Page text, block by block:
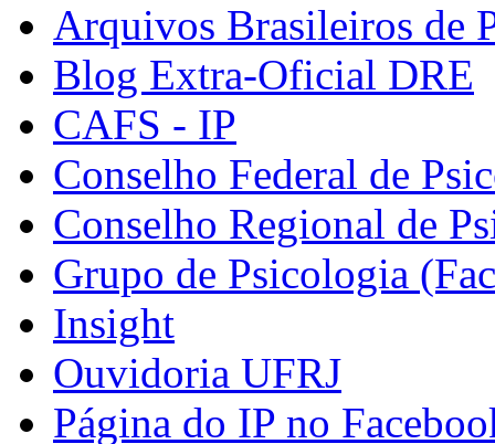
Arquivos Brasileiros de
Blog Extra-Oficial DRE
CAFS - IP
Conselho Federal de
Conselho Regional de
Grupo de Psicologia
Insight
Ouvidoria UFRJ
Página do IP no